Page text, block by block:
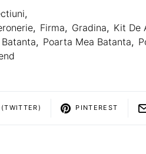
,
, Firma, Gradina, Kit De
, Poarta Mea Batanta,
PINTEREST